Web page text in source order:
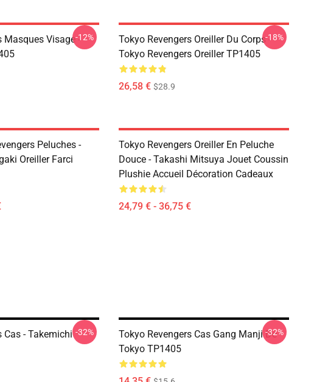
Masques Visage --12%
Tokyo Revengers Oreiller Du Corps -
Tokyo Revengers Oreiller TP1405
26,58 € $28.9
-18%
Peluches -
Oreiller Farci
Tokyo Revengers Oreiller En Peluche
Douce - Takashi Mitsuya Jouet Coussin
Plushie Accueil Décoration Cadeaux
24,79 € - 36,75 €
Cas - Takemichi -32%
Tokyo Revengers Cas Gang Manji De
Tokyo TP1405
-32%